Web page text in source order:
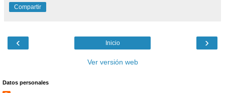
Compartir
‹ ›
Inicio
Ver versión web
Datos personales